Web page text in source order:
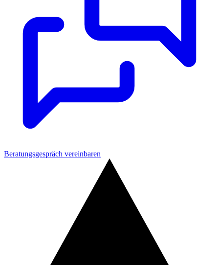
Beratungsgespräch vereinbaren